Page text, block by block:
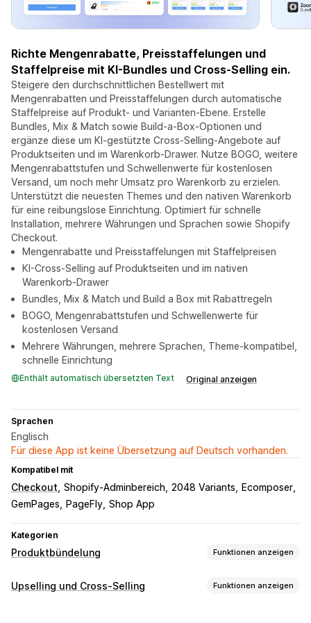
Richte Mengenrabatte, Preisstaffelungen und
Staffelpreise mit KI-Bundles und Cross-Selling ein.
Steigere den durchschnittlichen Bestellwert mit
Mengenrabatten und Preisstaffelungen durch automatische
Staffelpreise auf Produkt- und Varianten-Ebene. Erstelle
Bundles, Mix & Match sowie Build-a-Box-Optionen und
ergänze diese um KI-gestützte Cross-Selling-Angebote auf
Produktseiten und im Warenkorb-Drawer. Nutze BOGO, weitere
Mengenrabattstufen und Schwellenwerte für kostenlosen
Versand, um noch mehr Umsatz pro Warenkorb zu erzielen.
Unterstützt die neuesten Themes und den nativen Warenkorb
für eine reibungslose Einrichtung. Optimiert für schnelle
Installation, mehrere Währungen und Sprachen sowie Shopify
Checkout.
Mengenrabatte und Preisstaffelungen mit Staffelpreisen
KI-Cross-Selling auf Produktseiten und im nativen
Warenkorb-Drawer
Bundles, Mix & Match und Build a Box mit Rabattregeln
BOGO, Mengenrabattstufen und Schwellenwerte für
kostenlosen Versand
Mehrere Währungen, mehrere Sprachen, Theme-kompatibel,
schnelle Einrichtung
Enthält automatisch übersetzten Text Original anzeigen
Sprachen
Englisch
Für diese App ist keine Übersetzung auf Deutsch vorhanden.
Kompatibel mit
Checkout Shopify-Adminbereich 2048 Variants
Ecomposer
GemPages
PageFly Shop App
Kategorien
Produktbündelung Funktionen anzeigen
Bundle-Typen
Upselling und Cross-Selling Funktionen anzeigen